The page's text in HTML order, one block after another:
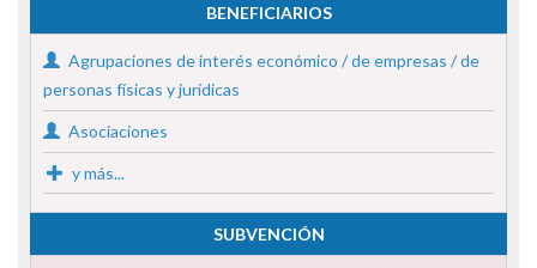
BENEFICIARIOS
Agrupaciones de interés económico / de empresas / de
personas físicas y jurídicas
Asociaciones
y más...
SUBVENCIÓN